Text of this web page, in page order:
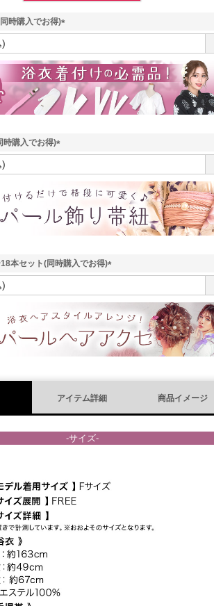
時購入でお得)
(
須
)
時購入でお得)
(
本セット(同時購入でお得)
(
須
)
アイテム詳細 商品イメージ
-サイズ-